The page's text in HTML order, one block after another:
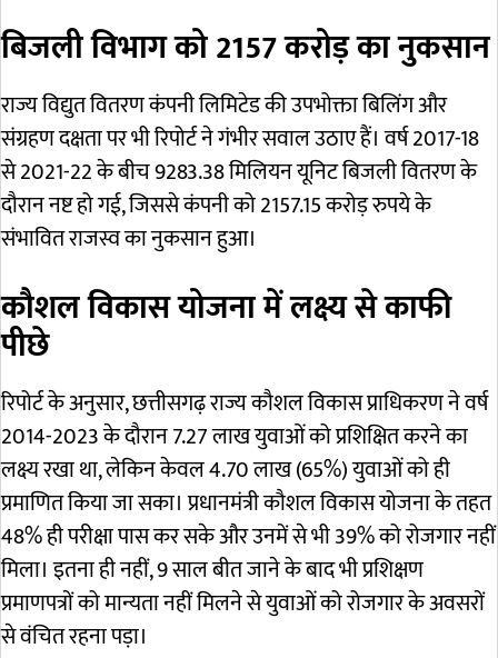
बिजली विभाग को 2157 करोड़ का नुकसान
राज्य विद्युत वितरण कंपनी लिमिटेड की उपभोक्ता बिलिंग और
संग्रहण दक्षता पर भी रिपोर्ट ने गंभीर सवाल उठाए हैं। वर्ष 2017-18
से 2021-22 के बीच 9283.38 मिलियन यूनिट बिजली वितरण के
दौरान नष्ट हो गई, जिससे कंपनी को 2157.15 करोड़ रुपये के
संभावित राजस्व का नुकसान हुआ।
कौशल विकास योजना में लक्ष्य से काफी
पीछे
रिपोर्ट के अनुसार, छत्तीसगढ़ राज्य कौशल विकास प्राधिकरण ने वर्ष
2014-2023 के दौरान 7.27 लाख युवाओं को प्रशिक्षित करने का
लक्ष्य रखा था, लेकिन केवल 4.70 लाख (65%) युवाओं को ही
प्रमाणित किया जा सका। प्रधानमंत्री कौशल विकास योजना के तहत
48% ही परीक्षा पास कर सके और उनमें से भी 39% को रोजगार नहीं
मिला। इतना ही नहीं, 9 साल बीत जाने के बाद भी प्रशिक्षण
प्रमाणपत्रों को मान्यता नहीं मिलने से युवाओं को रोजगार के अवसरों
से वंचित रहना पड़ा।